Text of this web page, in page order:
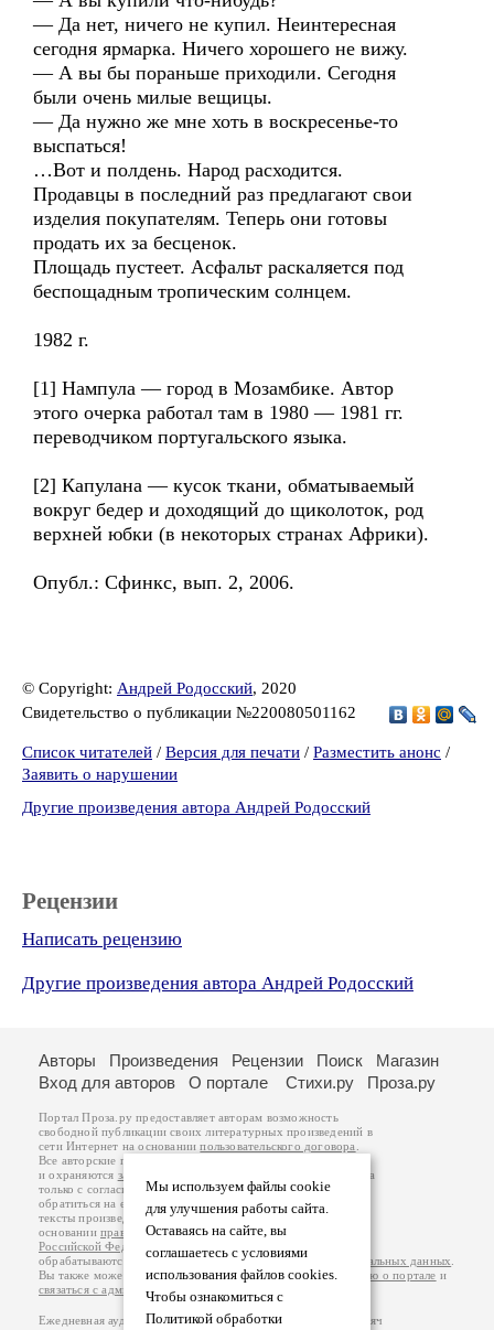
— Да нет, ничего не купил. Неинтересная
сегодня ярмарка. Ничего хорошего не вижу.
— А вы бы пораньше приходили. Сегодня
были очень милые вещицы.
— Да нужно же мне хоть в воскресенье-то
выспаться!
…Вот и полдень. Народ расходится.
Продавцы в последний раз предлагают свои
изделия покупателям. Теперь они готовы
продать их за бесценок.
Площадь пустеет. Асфальт раскаляется под
беспощадным тропическим солнцем.
1982 г.
[1] Нампула — город в Мозамбике. Автор
этого очерка работал там в 1980 — 1981 гг.
переводчиком португальского языка.
[2] Капулана — кусок ткани, обматываемый
вокруг бедер и доходящий до щиколоток, род
верхней юбки (в некоторых странах Африки).
Опубл.: Сфинкс, вып. 2, 2006.
© Copyright: Андрей Родосский, 2020
Свидетельство о публикации №220080501162
Список читателей / Версия для печати / Разместить анонс /
Заявить о нарушении
Другие произведения автора Андрей Родосский
Рецензии
Написать рецензию
Другие произведения автора Андрей Родосский
Мы используем файлы cookie
для улучшения работы сайта.
Оставаясь на сайте, вы
соглашаетесь с условиями
использования файлов cookies.
Чтобы ознакомиться с
Политикой обработки
Авторы Произведения Рецензии Поиск
Магазин
Вход для авторов
О портале Стихи.ру Проза.ру
Портал Проза.ру предоставляет авторам возможность
свободной публикации своих литературных произведений в
сети Интернет на основаниипользовательского договора
Все авторские права на произведения принадлежат авторам
и охраняются законом
. Перепечатка произведений возможна
только с согласия его автора, к которому вы можете
обратиться на его авторской странице. Ответственность за
тексты произведений авторы несут самостоятельно на
основанииправил публикацииизаконодательства
Российской Федерации
обрабатываются на основанииПолитики обработки персональных данных
Вы также можете посмотреть более подробнуюинформацию о портале и
связаться с администрацией
Ежедневная аудитория портала Проза.ру – порядка 100 тысяч